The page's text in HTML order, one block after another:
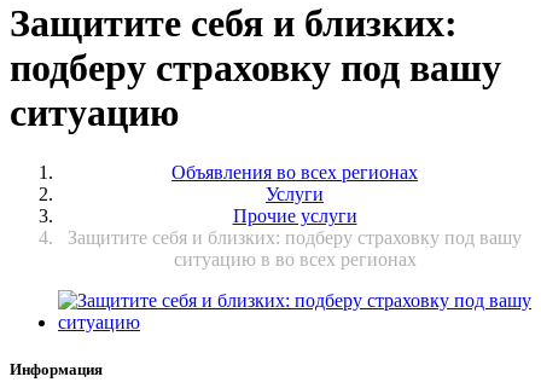
Защитите себя и близких:
подберу страховку под вашу
ситуацию
Объявления во всех регионах
Услуги
Прочие услуги
Защитите себя и близких: подберу страховку под вашу
ситуацию в во всех регионах
Информация